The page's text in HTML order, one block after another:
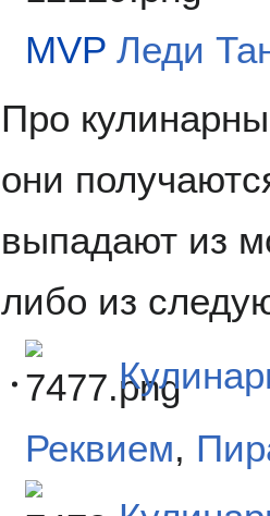
MVP Леди
Про
они
выпадают из
либо из
Реквием,